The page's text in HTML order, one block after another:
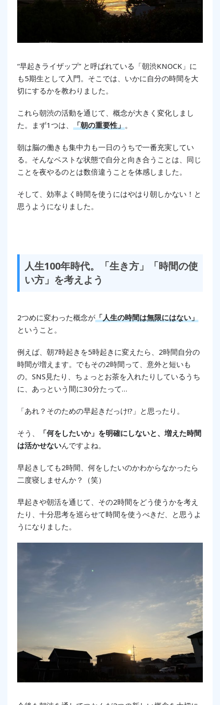
“早起きライザップ” と呼ばれている「朝渋KNOCK」に
も5期生として入門。そこでは、いかに自分の時間を大
切にするかを教わりました。
これら朝渋の活動を通じて、概念が大きく変化しまし
た。まず1つは、 「朝の重要性」。
朝は脳の働きも集中力も一日のうちで一番充実してい
る。そんなベストな状態で自分と向き合うことは、同じ
ことを夜やるのとは数倍違うことを体感しました。
そして、効率よく時間を使うにはやはり朝しかない！と
思うようになりました。
人生100年時代。「生き方」「時間の使
い方」を考えよう
2つめに変わった概念が「人生の時間は無限にはない」
ということ。
例えば、朝7時起きを5時起きに変えたら、2時間自分の
時間が増えます。でもその2時間って、意外と短いも
の。SNS見たり、ちょっとお茶を入れたりしているうち
に、あっという間に30分たって…
「あれ？そのための早起きだっけ!?」と思ったり。
そう、
「何をしたいか」を明確にしないと、増えた時間
は活かせないんですよね。
早起きしても2時間、何をしたいのかわからなかったら
二度寝しませんか？（笑）
早起きや朝活を通じて、その2時間をどう使うかを考え
たり、十分思考を巡らせて時間を使うべきだ、と思うよ
うになりました。